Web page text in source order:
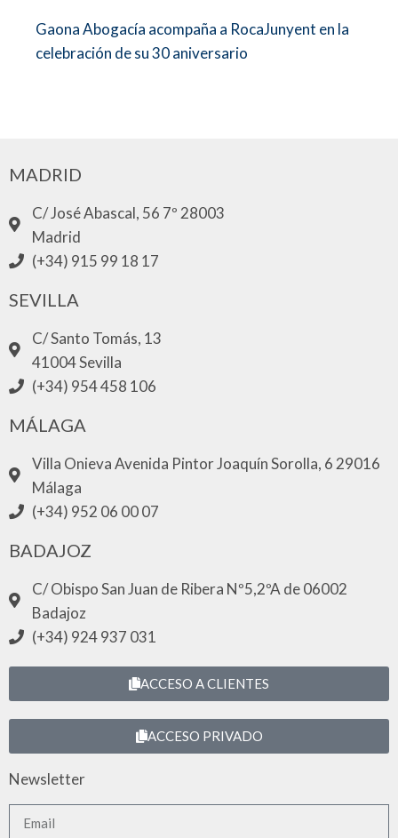
Gaona Abogacía acompaña a RocaJunyent en la
celebración de su 30 aniversario
MADRID
C/ José Abascal, 56 7º 28003
Madrid
(+34) 915 99 18 17
SEVILLA
C/ Santo Tomás, 13
41004 Sevilla
(+34) 954 458 106
MÁLAGA
Villa Onieva Avenida Pintor Joaquín Sorolla, 6 29016
Málaga
(+34) 952 06 00 07
BADAJOZ
C/ Obispo San Juan de Ribera Nº5,2ºA de 06002
Badajoz
(+34) 924 937 031
ACCESO A CLIENTES
ACCESO PRIVADO
Newsletter